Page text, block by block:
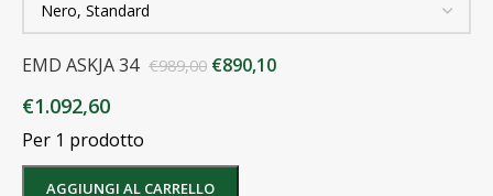
EMD ASKJA 34 €989,00 €890,10
€1.092,60
Per 1 prodotto
AGGIUNGI AL CARRELLO